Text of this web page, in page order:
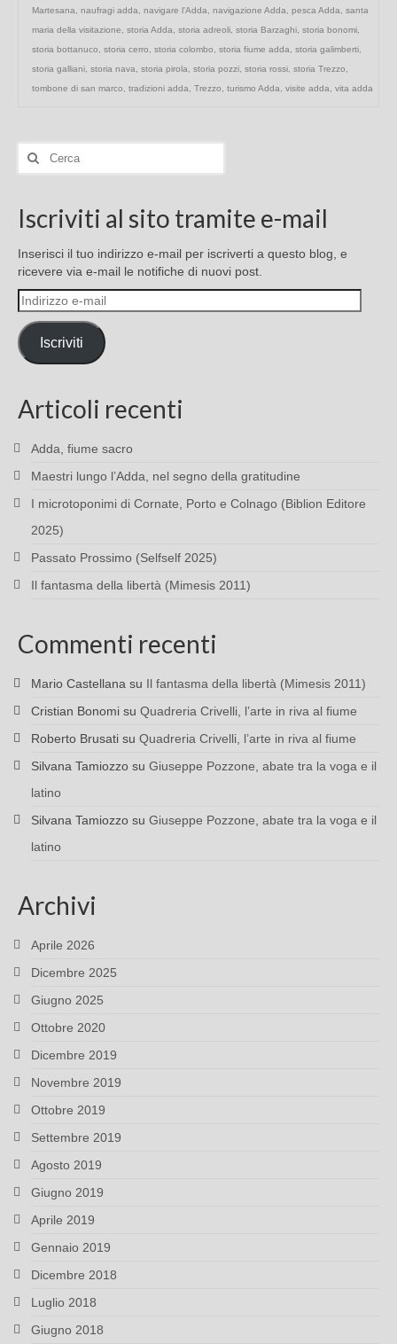
Martesana
naufragi adda navigare l'Adda navigazione Adda pesca Adda
santa
maria della visitazione
storia Adda storia adreoli storia Barzaghi storia bonomi
storia bottanuco
storia cerro storia colombo storia fiume adda storia galimberti
storia galliani storia nava storia pirola storia pozzi storia rossi storia Trezzo
tombone di san marco
tradizioni adda Trezzo turismo Adda visite adda vita adda
Cerca:
Iscriviti al sito tramite e-mail
Inserisci il tuo indirizzo e-mail per iscriverti a questo blog, e
ricevere via e-mail le notifiche di nuovi post.
Indirizzo
e-
mail
Iscriviti
Articoli recenti
Adda, fiume sacro
Maestri lungo l’Adda, nel segno della gratitudine
I microtoponimi di Cornate, Porto e Colnago (Biblion Editore
2025)
Passato Prossimo (Selfself 2025)
Il fantasma della libertà (Mimesis 2011)
Commenti recenti
Mario Castellana su Il fantasma della libertà (Mimesis 2011)
Cristian Bonomi su Quadreria Crivelli, l’arte in riva al fiume
Roberto Brusati su Quadreria Crivelli, l’arte in riva al fiume
Silvana Tamiozzo su Giuseppe Pozzone, abate tra la voga e il
latino
Silvana Tamiozzo su Giuseppe Pozzone, abate tra la voga e il
latino
Archivi
Aprile 2026
Dicembre 2025
Giugno 2025
Ottobre 2020
Dicembre 2019
Novembre 2019
Ottobre 2019
Settembre 2019
Agosto 2019
Giugno 2019
Aprile 2019
Gennaio 2019
Dicembre 2018
Luglio 2018
Giugno 2018